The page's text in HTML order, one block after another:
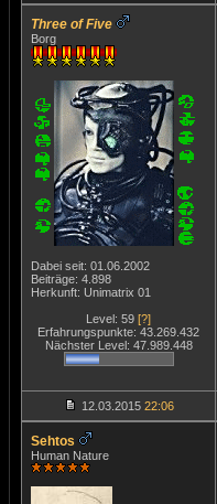
Three of Five
Borg
Dabei seit: 01.06.2002
Beiträge: 4.898
Herkunft: Unimatrix 01
Level: 59 [?]
Erfahrungspunkte: 43.269.432
Nächster Level: 47.989.448
12.03.2015 22:06
Sehtos
Human Nature